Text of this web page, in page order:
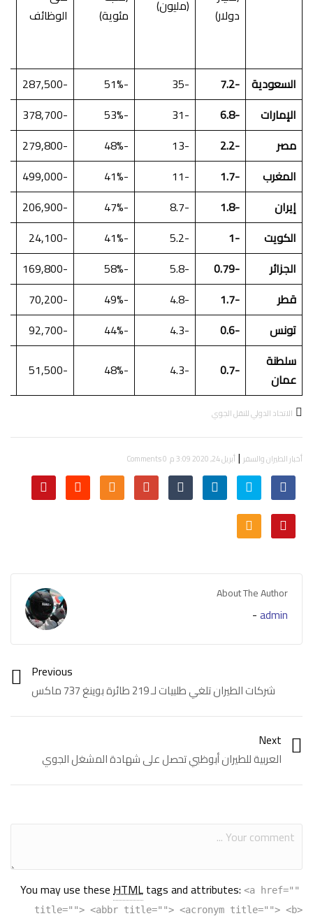
دولار)
(مليون)
مئوية)
الوظائف
السعودية -7.2
-35
-51%
-287,500
الإمارات
-6.8
-31
-53%
-378,700
مصر
-2.2
-13
-48%
-279,800
المغرب
-1.7
-11
-41%
-499,000
إيران
-1.8
-8.7
-47%
-206,900
الكويت
-1
-5.2
-41%
-24,100
الجزائر
-0.79
-5.8
-58%
-169,800
قطر
-1.7
-4.8
-49%
-70,200
تونس
-0.6
-4.3
-44%
-92,700
سلطنة
عمان
-0.7
-4.3
-48%
-51,500
الاتحاد الدولي للنقل الجوي
أخبار الطيران والسفر| أبريل 24, 2020 3:09 م 0 Comments
About The Author
admin
-
Previous
شركات الطيران تلغي طلبيات لـ 219 طائرة بوينغ 737 ماكس
Next
العربية للطيران أبوظبي تحصل على شهادة المشغل الجوي
You may use theseHTMLtags and attributes: <a href=""
title=""> <abbr title=""> <acronym title=""> <b>